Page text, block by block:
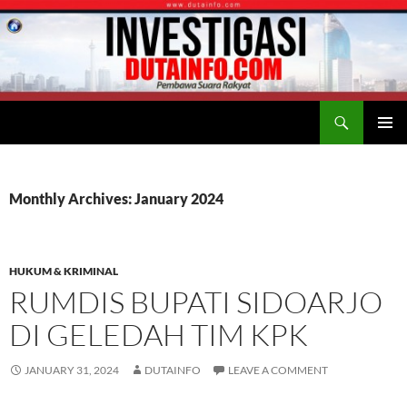
Monthly Archives: January 2024
HUKUM & KRIMINAL
RUMDIS BUPATI SIDOARJO
DI GELEDAH TIM KPK
JANUARY 31, 2024 DUTAINFO LEAVE A COMMENT